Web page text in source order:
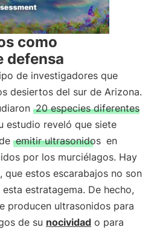
como
defensa
de investigadores que
desiertos del sur de Arizona.
20 especies diferentes
estudio reveló que siete
emitir ultrasonidos en
por los murciélagos. Hay
que estos escarabajos no son
estratagema. De hecho,
producen ultrasonidos para
de su nocividad o para